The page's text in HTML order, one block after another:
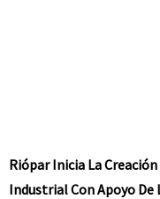
Riópar Inicia La
Industrial Con Apoyo De